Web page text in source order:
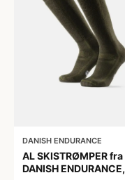
DANISH ENDURANCE
AL SKISTRØMPER fra
DANISH ENDURANCE,